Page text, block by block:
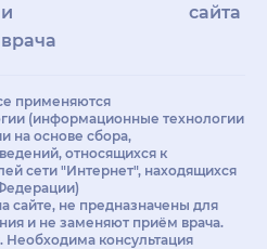
и
врачам
сайта
применяются
(информационные технологии
на основе сбора,
относящихся к
сети "Интернет", находящихся
не предназначены для
и не заменяют приём врача.
консультация